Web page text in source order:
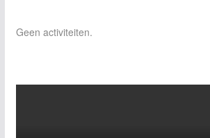
Geen activiteiten.